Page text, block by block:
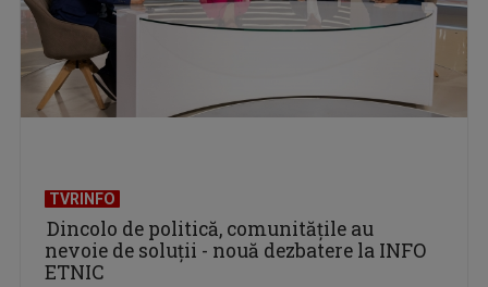
TVRINFO
Dincolo de politică, comunitățile au
nevoie de soluții - nouă dezbatere la INFO
ETNIC